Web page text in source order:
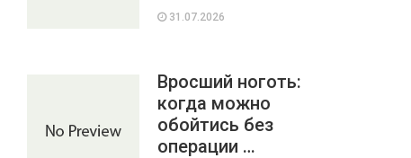
31.07.2026
Вросший ноготь:
когда можно
обойтись без
операции …